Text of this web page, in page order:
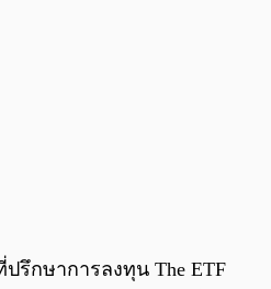
ปรึกษาการลงทุน The ETF